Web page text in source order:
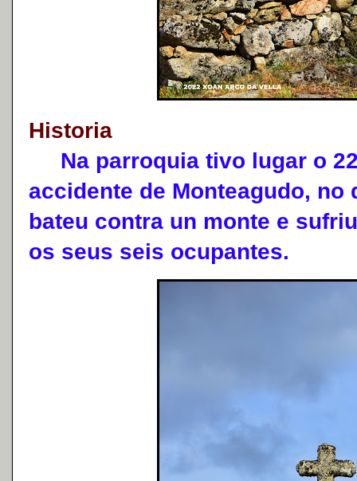
Historia
Na parroquia tivo lugar o
accidente de Monteagudo,
bateu contra un monte e
os seus seis ocupantes.